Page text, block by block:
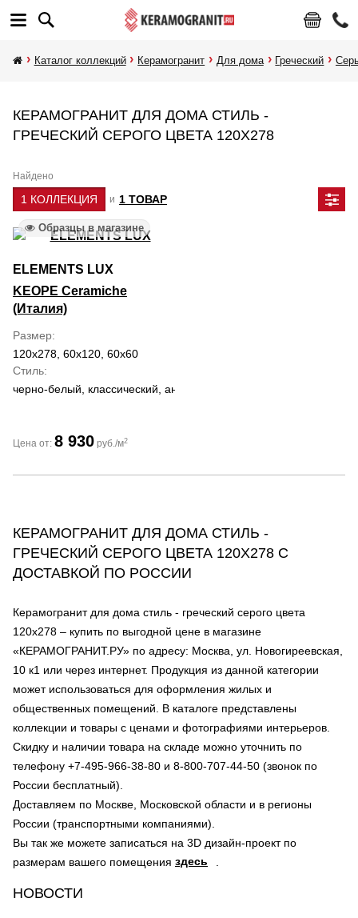
Каталог коллекций Керамогранит Для дома Греческий
КЕРАМОГРАНИТ ДЛЯ ДОМА СТИЛЬ -
ГРЕЧЕСКИЙ СЕРОГО ЦВЕТА 120Х278
Найдено
1 КОЛЛЕКЦИЯ и 1 ТОВАР
Образцы в магазине
ELEMENTS LUX
KEOPE Ceramiche
(Италия)
Размер
120x278, 60x120, 60x60
Стиль
черно-белый, классический, античный
Цена от: 8 930 руб./м2
КЕРАМОГРАНИТ ДЛЯ ДОМА СТИЛЬ -
ГРЕЧЕСКИЙ СЕРОГО ЦВЕТА 120Х278 С
ДОСТАВКОЙ ПО РОССИИ
Керамогранит для дома стиль - греческий серого цвета
120х278 – купить по выгодной цене в магазине
«КЕРАМОГРАНИТ.РУ» по адресу: Москва, ул. Новогиреевская,
10 к1 или через интернет. Продукция из данной категории
может использоваться для оформления жилых и
общественных помещений. В каталоге представлены
коллекции и товары с ценами и фотографиями интерьеров.
Скидку и наличии товара на складе можно уточнить по
телефону +7-495-966-38-80 и 8-800-707-44-50 (звонок по
России бесплатный).
Доставляем по Москве, Московской области и в регионы
России (транспортными компаниями).
Вы так же можете записаться на 3D дизайн-проект по
размерам вашего помещения здесь
НОВОСТИ